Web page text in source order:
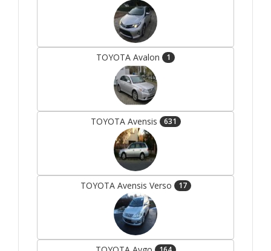
TOYOTA Avalon 1
TOYOTA Avensis 631
TOYOTA Avensis Verso 17